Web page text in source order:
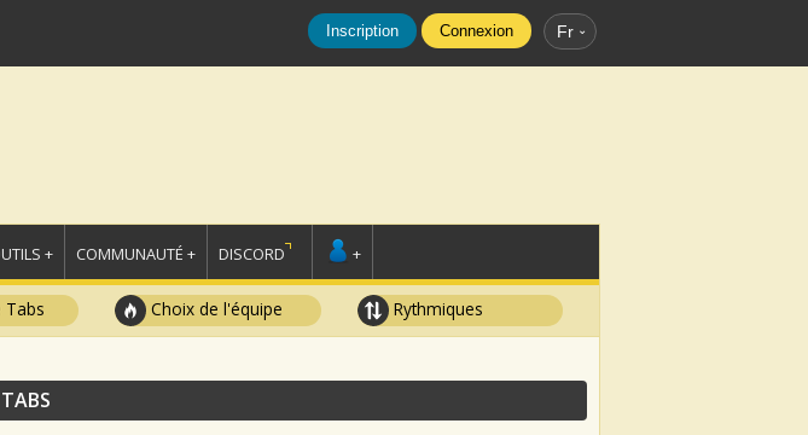
Inscription Connexion Fr
+ COMMUNAUTÉ + DISCORD +
Choix de l'équipe Rythmiques